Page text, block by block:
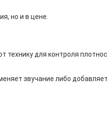
но и в цене.
технику для контроля
звучание либо